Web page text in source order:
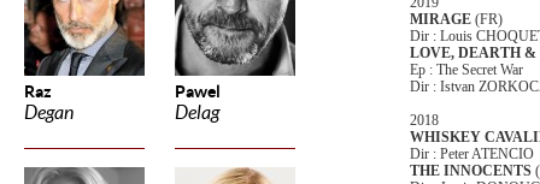
Raz
Degan
Pawel
Delag
MIRAGE (FR)
Dir : Louis
LOVE, DEARTH &
Ep : The Secret War
Dir : Istvan
2018
WHISKEY
Dir : Peter ATENCIO
THE INNOCENTS